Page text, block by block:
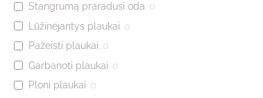
Stangrumą praradusi oda 0
Lūžinėjantys plaukai 0
Pažeisti plaukai 0
Garbanoti plaukai 0
Ploni plaukai 0